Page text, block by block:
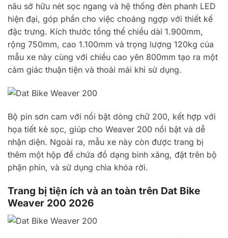
nâu sở hữu nét sọc ngang và hệ thống đèn phanh LED
hiện đại, góp phần cho việc choáng ngợp với thiết kế
đặc trưng. Kích thước tổng thể chiều dài 1.900mm,
rộng 750mm, cao 1.100mm và trọng lượng 120kg của
mẫu xe này cùng với chiều cao yên 800mm tạo ra một
cảm giác thuận tiện và thoải mái khi sử dụng.
Bộ pin sơn cam với nổi bật dòng chữ 200, kết hợp với
họa tiết kẻ sọc, giúp cho Weaver 200 nổi bật và dễ
nhận diện. Ngoài ra, mẫu xe này còn được trang bị
thêm một hộp để chứa đồ dạng bình xăng, đặt trên bộ
phận phin, và sử dụng chìa khóa rời.
Trang bị tiện ích và an toàn trên Dat Bike
Weaver 200 2026